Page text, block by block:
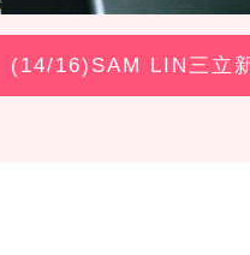
(14/16)SAM LIN三立